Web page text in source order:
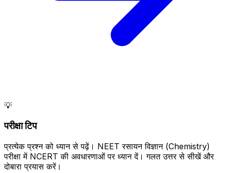
💡
परीक्षा टिप
प्रत्येक प्रश्न को ध्यान से पढ़ें। NEET रसायन विज्ञान (Chemistry)
परीक्षा में NCERT की अवधारणाओं पर ध्यान दें। गलत उत्तर से सीखें और
दोबारा प्रयास करें।